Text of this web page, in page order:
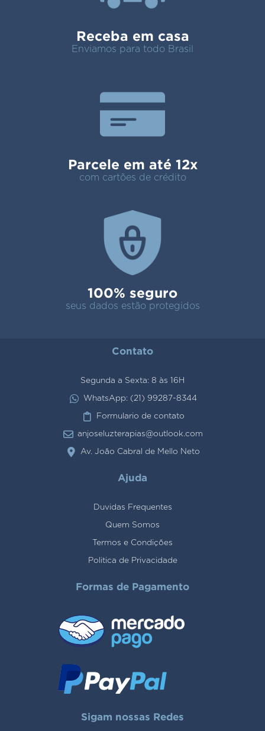
Receba em casa
Enviamos para todo Brasil
Parcele em até 12x
com cartões de crédito
100% seguro
seus dados estão protegidos
Contato
Segunda a Sexta: 8 às 16H
WhatsApp: (21) 99287-8344
Formulario de contato
anjoseluzterapias@outlook.com
Av. João Cabral de Mello Neto
Ajuda
Duvidas Frequentes
Quem Somos
Termos e Condições
Politica de Privacidade
Formas de Pagamento
Sigam nossas Redes